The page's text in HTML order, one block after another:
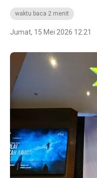
waktu baca 2 menit
Jumat, 15 Mei 2026 12:21